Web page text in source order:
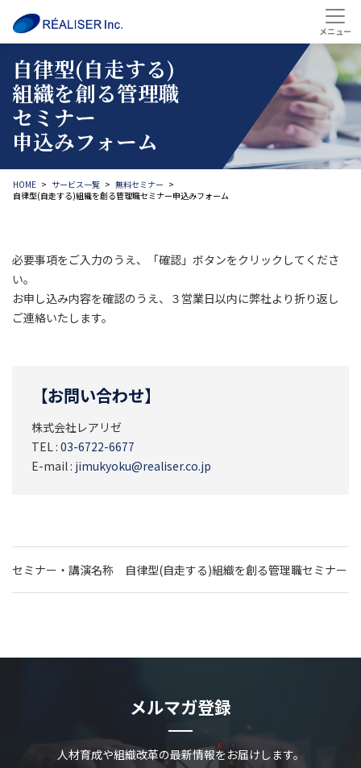
自律型(自走する)
組織を創る管理職
セミナー
申込みフォーム
HOME サービス一覧
無料セミナー
自律型(自走する)組織を創る管理職セミナー申込みフォーム
必要事項をご入力のうえ、「確認」ボタンをクリックしてくださ
い。
お申し込み内容を確認のうえ、３営業日以内に弊社より折り返し
ご連絡いたします。
【お問い合わせ】
株式会社レアリゼ
TEL : 03-6722-6677
E-mail : jimukyoku@realiser.co.jp
セミナー・講演名称 自律型(自走する)組織を創る管理職セミナー
メルマガ登録
人材育成や組織改革の最新情報をお届けします。